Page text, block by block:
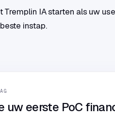
Tremplin IA starten als uw
instap.
uw eerste PoC